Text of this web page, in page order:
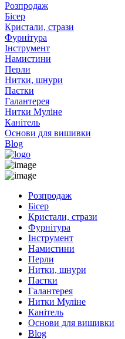
Розпродаж
Бісер
Кристали, стрази
Фурнітура
Інструмент
Намистини
Перли
Нитки, шнури
Паєтки
Галантерея
Нитки Муліне
Канітель
Основи для вишивки
Blog
Розпродаж
Бісер
Кристали, стрази
Фурнітура
Інструмент
Намистини
Перли
Нитки, шнури
Паєтки
Галантерея
Нитки Муліне
Канітель
Основи для вишивки
Blog